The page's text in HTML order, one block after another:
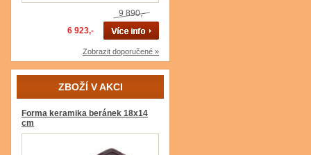
9 890,-
6 923,-
Zobrazit doporučené »
ZBOŽÍ V AKCI
Forma keramika beránek 18x14
cm